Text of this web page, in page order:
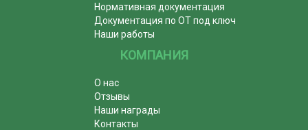
Нормативная документация
Документация по ОТ под ключ
Наши работы
КОМПАНИЯ
О нас
Отзывы
Наши награды
Контакты